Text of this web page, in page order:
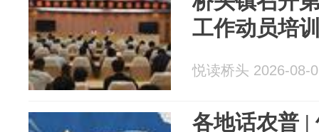
工作动员培
悦读桥头 2026-08-
各地话农普 |